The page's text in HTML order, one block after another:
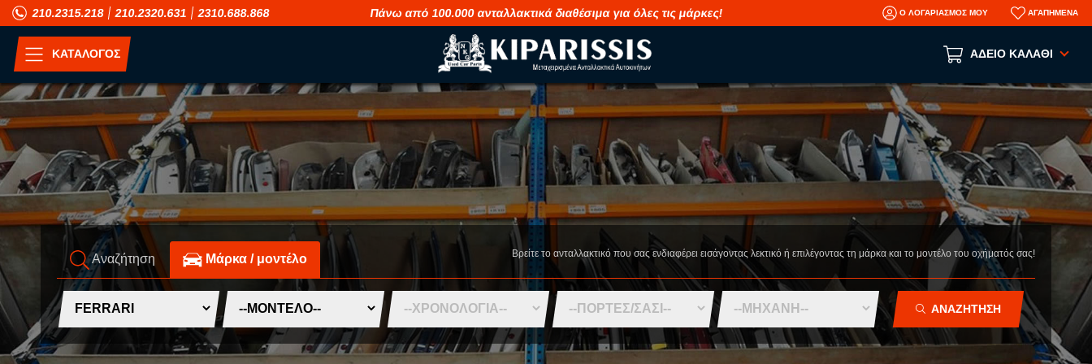
210.2315.218 210.2320.631 2310.688.868 Πάνω από 100.000 ανταλλακτικά διαθέσιμα για όλες τις μάρκες! Ο ΛΟΓΑΡΙΑΣΜΟΣ ΜΟΥ ΑΓΑΠΗΜΕΝΑ
ΚΑΤΑΛΟΓΟΣ ΑΔΕΙΟ ΚΑΛΑΘΙ
Το καλάθι αγορών είναι άδειο!
ΑΝΑ ΜΟΝΤΕΛΟ
A
ALFA ROMEO
ASIA MOTORS
AUDI
C
H
HUMMER
HYUNDAI
I
ISUZU
M
MAHINDRA
MASERATI
MERCEDES
MG
MINI
S
SAAB
SEAT
SHUANGHUAN
SKODA
SMART
SSANGYONG
ΑΝΑ ΕΙΔΟΣ
ΑΞΕΣΟΥΑΡ
ΦΑΝΟΠΟΙΕΙΑ
AFTERMARKET ΑΝΤΑΛΛΑΚΤΙΚΑ
ΤΡΑΚΑΡΙΣΜΕΝΑ ΑΥΤΟΚΙΝΗΤΑ
ΜΕΤΑΧΕΙΡΙΣΜΕΝΑ ΑΥΤΟΚΙΝΗΤΑ
ΠΛΗΡΟΦΟΡΙΕΣ
Αναζήτηση Mάρκα / μοντέλο Βρείτε το ανταλλακτικό που σας ενδιαφέρει εισάγοντας λεκτικό ή επιλέγοντας τη μάρκα και το μοντέλο του οχήματός σας!
ΑΝΑΖΗΤΗΣΗ